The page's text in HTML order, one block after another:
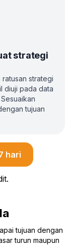
strategi
ratusan strategi
diuji pada data
tujuan
hari
tujuan dengan
turun maupun